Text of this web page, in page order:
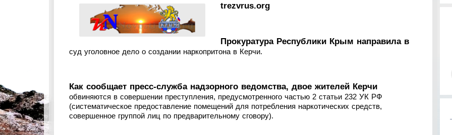
trezvrus.org
Прокуратура Республики Крым направила в
суд уголовное дело о создании наркопритона в Керчи.
Как сообщает пресс-служба надзорного ведомства, двое жителей Керчи
обвиняются в совершении преступления, предусмотренного частью 2 статьи 232 УК РФ
(систематическое предоставление помещений для потребления наркотических средств,
совершенное группой лиц по предварительному сговору).